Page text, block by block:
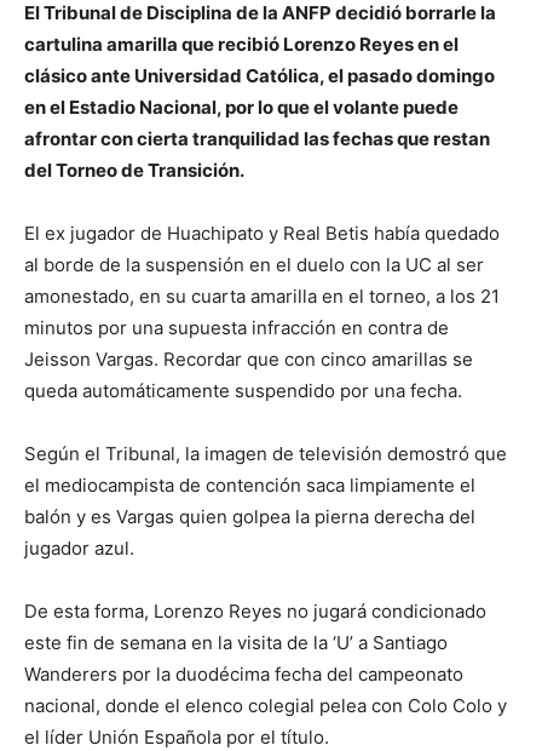
El Tribunal de Disciplina de la ANFP decidió borrarle la
cartulina amarilla que recibió Lorenzo Reyes en el
clásico ante Universidad Católica, el pasado domingo
en el Estadio Nacional, por lo que el volante puede
afrontar con cierta tranquilidad las fechas que restan
del Torneo de Transición.
El ex jugador de Huachipato y Real Betis había quedado
al borde de la suspensión en el duelo con la UC al ser
amonestado, en su cuarta amarilla en el torneo, a los 21
minutos por una supuesta infracción en contra de
Jeisson Vargas. Recordar que con cinco amarillas se
queda automáticamente suspendido por una fecha.
Según el Tribunal, la imagen de televisión demostró que
el mediocampista de contención saca limpiamente el
balón y es Vargas quien golpea la pierna derecha del
jugador azul.
De esta forma, Lorenzo Reyes no jugará condicionado
este fin de semana en la visita de la ‘U’ a Santiago
Wanderers por la duodécima fecha del campeonato
nacional, donde el elenco colegial pelea con Colo Colo y
el líder Unión Española por el título.